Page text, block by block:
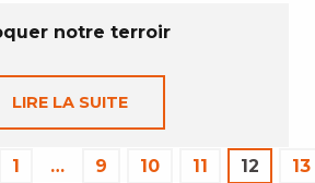
notre terroir
LIRE LA SUITE
1 … 9 10 11 12 13